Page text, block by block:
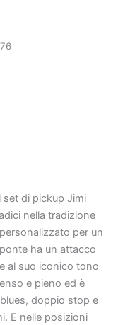
set di pickup Jimi
nella tradizione
per un
ha un attacco
al suo iconico tono
e pieno ed è
doppio stop e
E nelle posizioni